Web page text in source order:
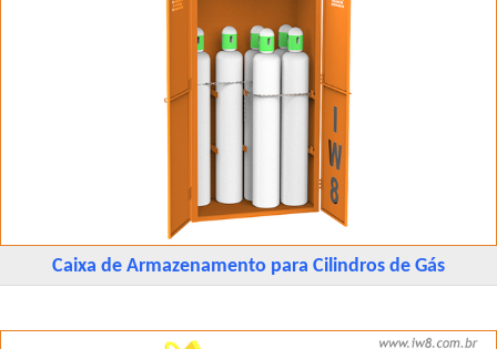
Caixa de Armazenamento para Cilindros de Gás